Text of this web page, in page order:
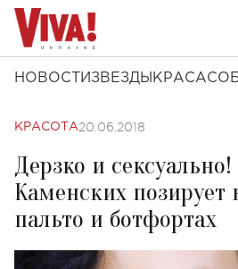
НОВОСТИ ЗВЕЗДЫ КРАСА
КРАСОТА20.06.2018
Дерзко и
Каменских позирует
пальто и ботфортах